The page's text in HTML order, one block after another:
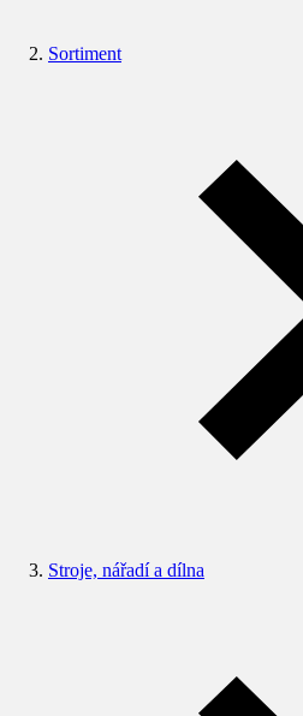
Sortiment
Stroje, nářadí a dílna